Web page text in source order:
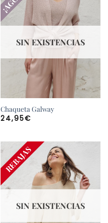
SIN EXISTENCIAS
Chaqueta Galway
24,95€
¡AGOTADO!
REBAJAS
SIN EXISTENCIAS